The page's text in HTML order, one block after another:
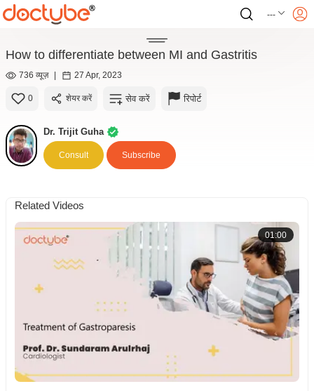
---
How to differentiate between MI and Gastritis
736 व्यूज़ | 27 Apr, 2023
0 शेयर करें सेव करें रिपोर्ट
Dr. Trijit Guha
Consult Subscribe
Related Videos
01:00